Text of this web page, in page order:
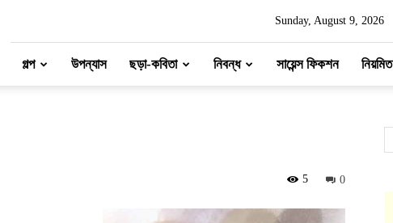
Sunday, August 9, 2026
গল্প উপন্যাস ছড়া-কবিতা নিবন্ধ সায়েন্স ফিকশন নিয়মিত
0
5